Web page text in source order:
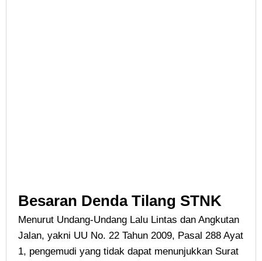
Besaran Denda Tilang STNK
Menurut Undang-Undang Lalu Lintas dan Angkutan
Jalan, yakni UU No. 22 Tahun 2009, Pasal 288 Ayat
1, pengemudi yang tidak dapat menunjukkan Surat